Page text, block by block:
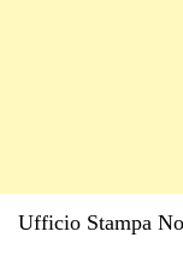
Ufficio Stampa